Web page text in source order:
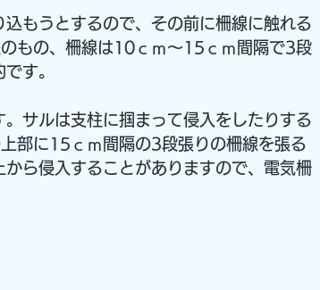
もうとするので、その前に柵線に触れる
もの、柵線は10ｃｍ～15ｃｍ間隔で3段
す。
サルは支柱に掴まって侵入をしたりする
部に15ｃｍ間隔の3段張りの柵線を張る
ら侵入することがありますので、電気柵